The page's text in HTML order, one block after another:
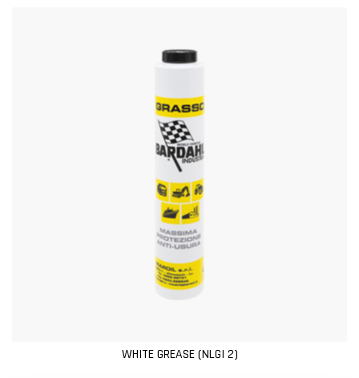
WHITE GREASE (NLGI 2)